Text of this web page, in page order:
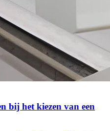
bij het kiezen van een